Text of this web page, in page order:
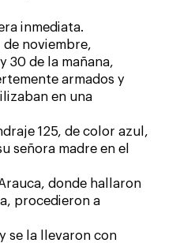
inmediata.
de noviembre,
30 de la mañana,
armados y
en una
125, de color azul,
señora madre en el
donde hallaron
procedieron a
se la llevaron con